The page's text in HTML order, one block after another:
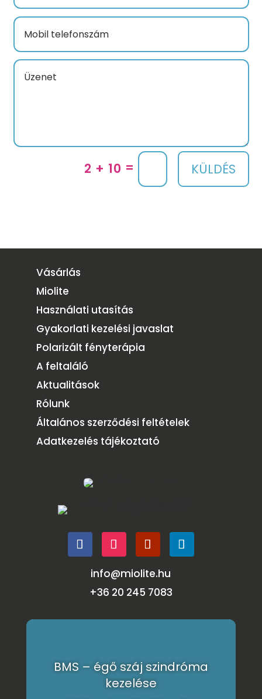
2 + 10 = KÜLDÉS
Vásárlás
Miolite
Használati utasítás
Gyakorlati kezelési javaslat
Polarizált fényterápia
A feltaláló
Aktualitások
Rólunk
Általános szerződési feltételek
Adatkezelés tájékoztató
info@miolite.hu
+36 20 245 7083
BMS – égő száj szindróma
kezelése